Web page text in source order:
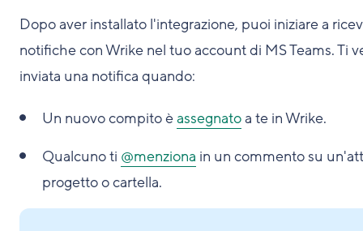
Dopo aver installato l'integrazione, puoi iniziare a
notifiche con Wrike nel tuo account di MS Teams. Ti
inviata una notifica quando:
Un nuovo compito èassegnatoa te in Wrike.
Qualcuno ti @menziona in un commento su
progetto o cartella.